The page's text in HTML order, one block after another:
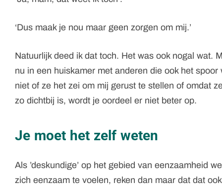
‘Dus maak je nou maar geen zorgen om mij.’
Natuurlijk deed ik dat toch. Het was ook nogal wat.
nu in een huiskamer met anderen die ook het
niet of ze het zei om mij gerust te stellen of omdat
zo dichtbij is, wordt je oordeel er niet beter op.
Je moet het zelf weten
Als ’deskundige’ op het gebied van eenzaamheid
zich eenzaam te voelen, reken dan maar dat dat